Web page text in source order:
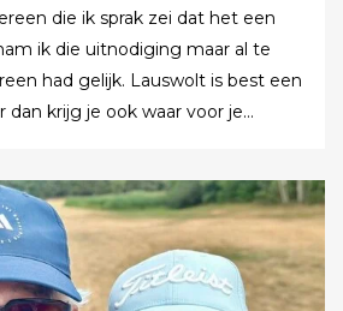
die ik sprak zei dat het een
ik die uitnodiging maar al te
had gelijk. Lauswolt is best een
dan krijg je ook waar voor je
dat ik het nu echt niet